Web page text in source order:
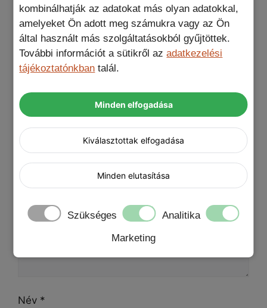
kombinálhatják az adatokat más olyan adatokkal,
amelyeket Ön adott meg számukra vagy az Ön
által használt más szolgáltatásokból gyűjtöttek.
További információt a sütikről azadatkezelési
tájékoztatónkban talál.
Minden elfogadása
Kiválasztottak elfogadása
Minden elutasítása
Szükséges
Analitika
Marketing
Blue Star PD fali töltő, Lightning USB-C kábel,
Nem kérek ajándékot, Protector 9H
kameravédő
Értékelések
Még nincsenek értékelések.
„EleganzaCover black iPhone 13 Pro tok”
értékelése elsőként
A te értékelésed
Értékelésed
Név *